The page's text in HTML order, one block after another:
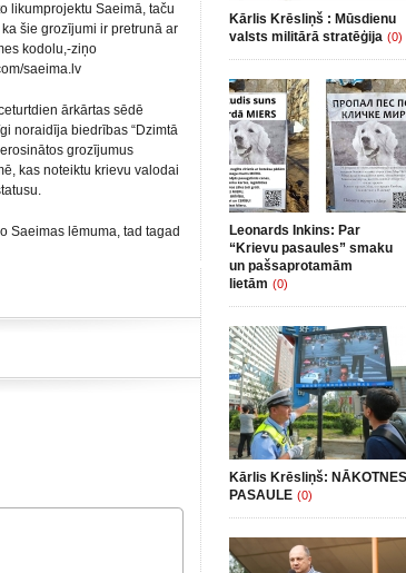
likumprojektu Saeimā, taču
šie grozījumi ir pretrunā ar
kodolu,-ziņo
saeima.lv
ārkārtas sēdē
noraidīja biedrības “Dzimtā
grozījumus
kas noteiktu krievu valodai
Saeimas lēmuma, tad tagad
Kārlis Krēsliņš : Mūsdienu
valsts militārā stratēģija (0)
Leonards Inkins: Par
“Krievu pasaules” smaku
un pašsaprotamām
lietām (0)
Kārlis Krēsliņš: NĀKOTNES
PASAULE (0)